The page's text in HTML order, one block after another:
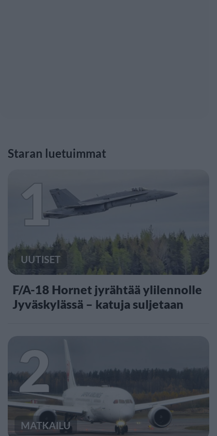
Staran luetuimmat
1
UUTISET
F/A-18 Hornet jyrähtää ylilennolle
Jyväskylässä – katuja suljetaan
2
MATKAILU